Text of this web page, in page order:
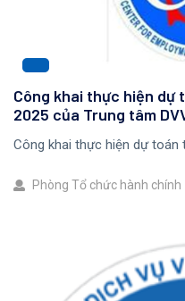
Công khai thực hiện dự
2025 của Trung tâm
Công khai thực hiện dự toán
Phòng Tổ chức hành chính